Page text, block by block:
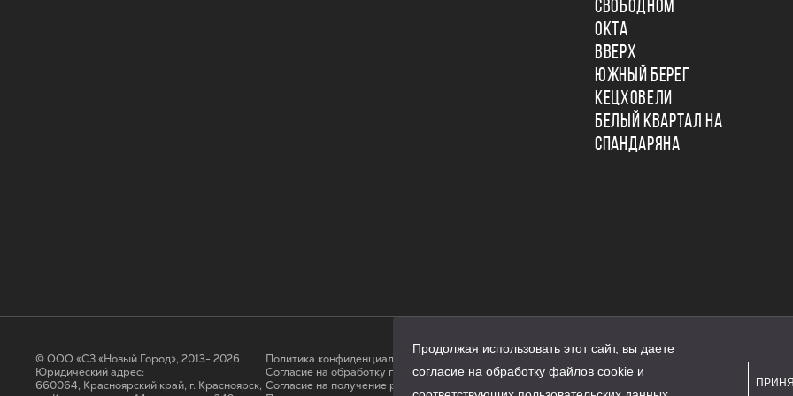
СВОБОДНОМ
ОКТА
ВВЕРХ
ЮЖНЫЙ БЕРЕГ
КЕЦХОВЕЛИ
БЕЛЫЙ КВАРТАЛ НА
СПАНДАРЯНА
© ООО «СЗ «Новый Город», 2013- 2026
Юридический адрес:
660064, Красноярский край, г. Красноярск,
Политика конфиденциальности
Согласие на обработку персональных данных
Cогласие на получение рассылки
Продолжая использовать этот сайт, вы даете
согласие на обработку файлов cookie и